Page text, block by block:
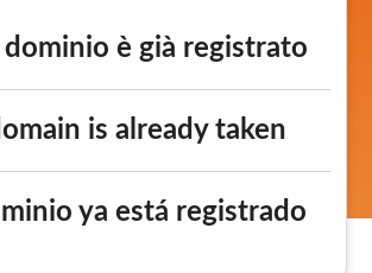
è già registrato
is already taken
ya está registrado